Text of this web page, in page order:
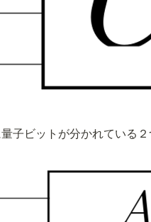
子ビットが分かれている